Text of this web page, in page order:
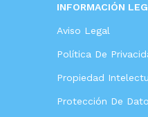
INFORMACIÓN
Aviso Legal
Política De
Propiedad
Protección De